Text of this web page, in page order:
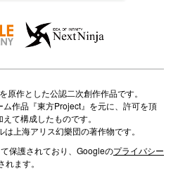
作とした公認二次創作作品です。
作品『東方Project』を元に、許可を頂
て構成したものです。
上海アリス幻樂団の著作物です。
保護されており、Googleのプライバシー
れます。